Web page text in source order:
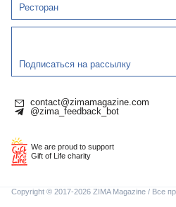
Ресторан
Подписаться на рассылку
contact@zimamagazine.com
@zima_feedback_bot
We are proud to support
Gift of Life charity
Copyright © 2017-2026 ZIMA Magazine / Все